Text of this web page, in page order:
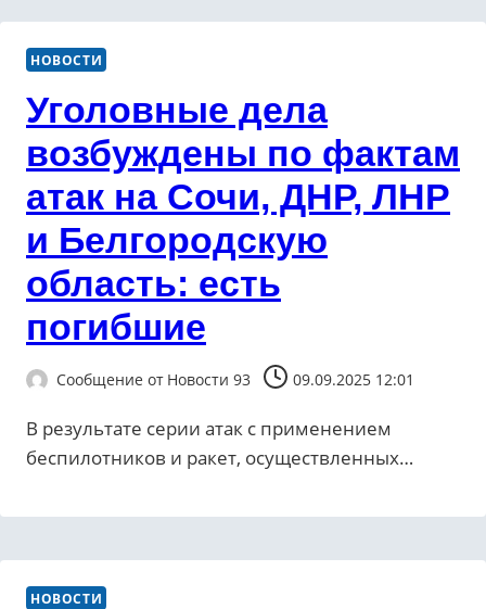
НОВОСТИ
Уголовные дела
возбуждены по фактам
атак на Сочи, ДНР, ЛНР
и Белгородскую
область: есть
погибшие
Сообщение от Новости 93 09.09.2025 12:01
В результате серии атак с применением
беспилотников и ракет, осуществленных…
НОВОСТИ